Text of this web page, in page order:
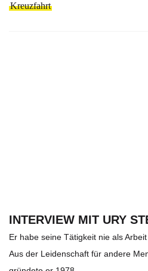
Kreuzfahrt
INTERVIEW MIT URY
Er habe seine Tätigkeit nie als
Aus der Leidenschaft für andere